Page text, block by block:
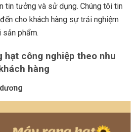
tin tưởng và sử dụng. Chúng tôi tin
cho khách hàng sự trải nghiệm
phẩm.
hạt công nghiệp theo nhu
hàng